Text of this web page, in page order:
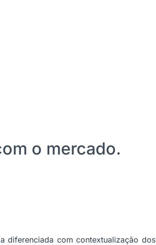
o mercado.
diferenciada com contextualização dos